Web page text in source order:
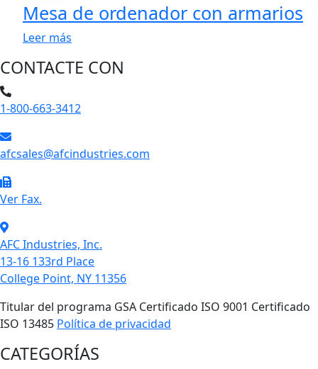
Mesa de ordenador con armarios
Leer más
CONTACTE CON
1-800-663-3412
afcsales@afcindustries.com
https://afcindustries.com/contact/#:~:text=Fax
Ver Fax.
AFC Industries, Inc.
13-16 133rd Place
College Point, NY 11356
Titular del programa GSA Certificado ISO 9001 Certificado
ISO 13485 Política de privacidad
CATEGORÍAS